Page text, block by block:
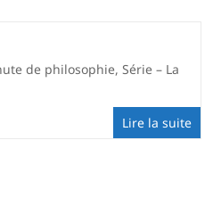
de philosophie,Série – La
Lire la suite